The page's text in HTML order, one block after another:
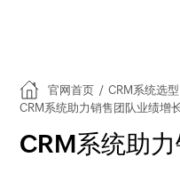
官网首页 / CRM系统选型
CRM系统助力销售团队业绩增
CRM系统助